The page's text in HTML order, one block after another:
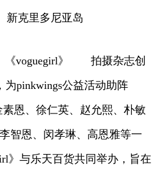
克里多尼亚岛
》 拍摄杂志创
为pinkwings公益活动助阵
恩、徐仁英、赵允熙、朴敏
智恩、闵孝琳、高恩雅等一
》与乐天百货共同举办，旨在